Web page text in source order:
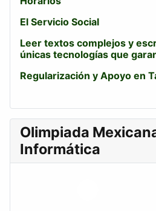
El Servicio Social
Leer textos complejos y
únicas tecnologías que
Regularización y Apoyo en
Olimpiada
Informática